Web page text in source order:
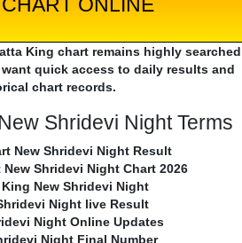
ONLINE
King chart remains highly searched
quick access to daily results and
chart records.
Shridevi Night Terms
New Shridevi Night Result
New Shridevi Night Chart 2026
New Shridevi Night
Night live Result
Night Online Updates
Night Final Number